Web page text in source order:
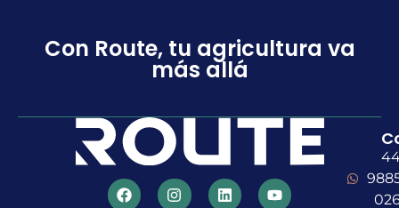
Con Route, tu agricultura va
más allá